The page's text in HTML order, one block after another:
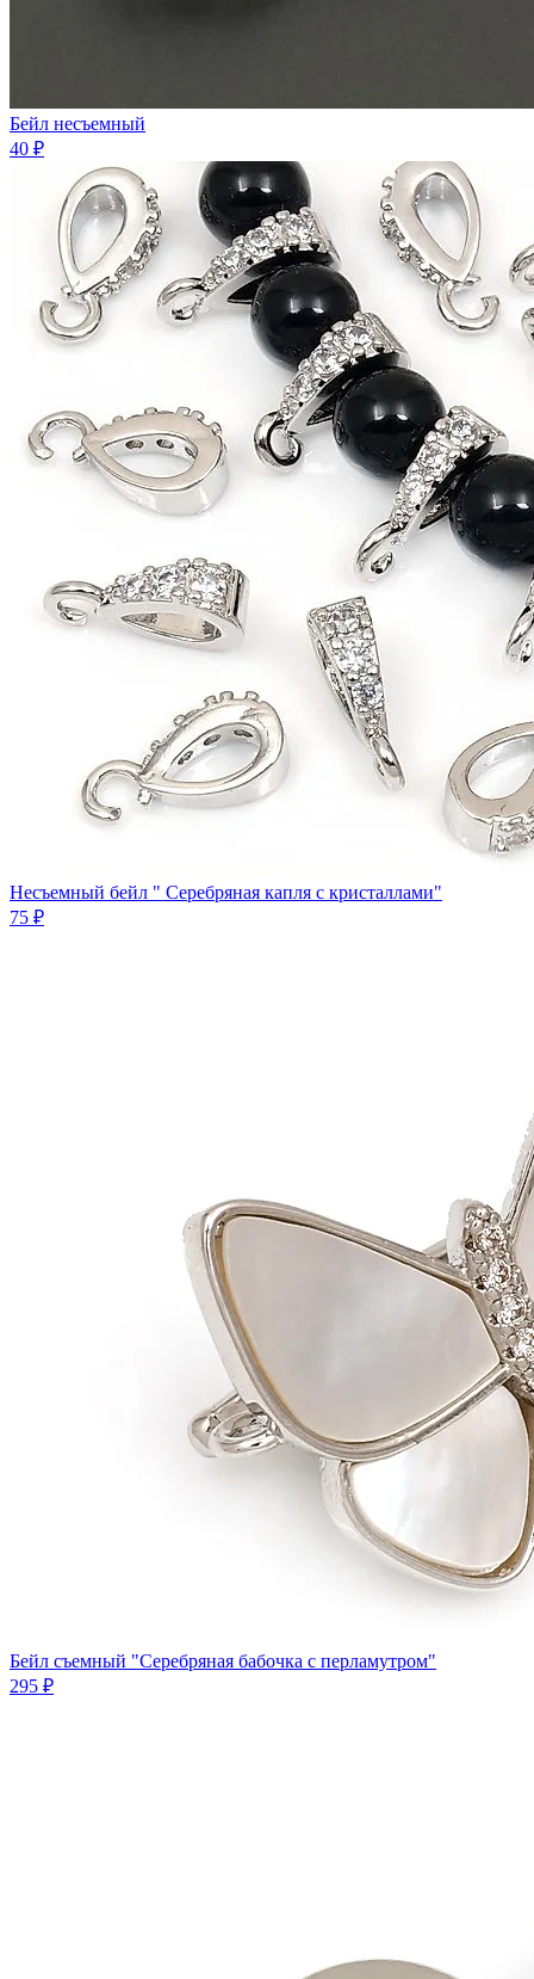
Бейл несъемный
40 ₽
Несъемный бейл " Серебряная капля с кристаллами"
75 ₽
Бейл съемный "Серебряная бабочка с перламутром"
295 ₽